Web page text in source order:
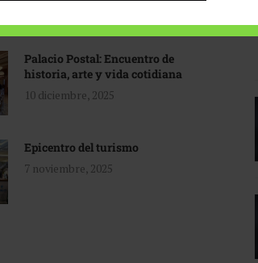
31 marzo, 2026
Palacio Postal: Encuentro de
historia, arte y vida cotidiana
10 diciembre, 2025
Epicentro del turismo
7 noviembre, 2025